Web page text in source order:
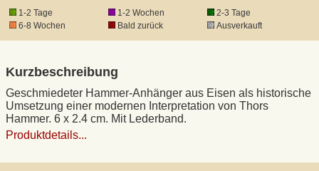
1-2 Tage 1-2 Wochen
2-3 Tage
6-8 Wochen
Bald zurück Ausverkauft
Kurzbeschreibung
Geschmiedeter Hammer-Anhänger aus Eisen als historische
Umsetzung einer modernen Interpretation von Thors
Hammer. 6 x 2.4 cm. Mit Lederband.
Produktdetails...
DHL Kleinpaket
Waffenrecht und FSK 18
Produkthaftung